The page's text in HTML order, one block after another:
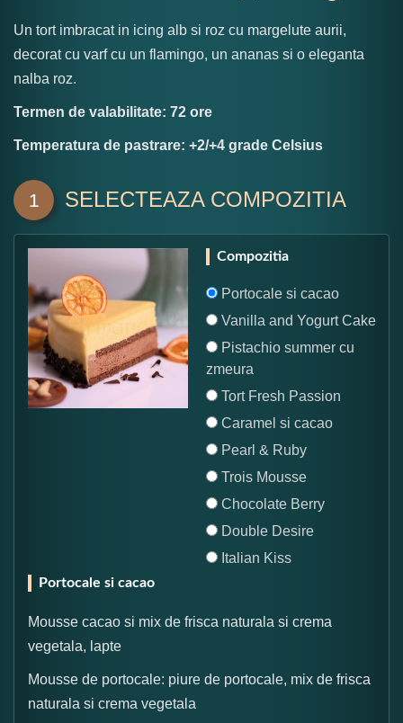
Un tort imbracat in icing alb si roz cu margelute aurii,
decorat cu varf cu un flamingo, un ananas si o eleganta
nalba roz.
Termen de valabilitate: 72 ore
Temperatura de pastrare: +2/+4 grade Celsius
1 SELECTEAZA COMPOZITIA
Compozitia
Portocale si cacao
Vanilla and Yogurt Cake
Pistachio summer cu
zmeura
Tort Fresh Passion
Caramel si cacao
Pearl & Ruby
Trois Mousse
Chocolate Berry
Double Desire
Italian Kiss
Portocale si cacao
Mousse cacao si mix de frisca naturala si crema
vegetala, lapte
Mousse de portocale: piure de portocale, mix de frisca
naturala si crema vegetala